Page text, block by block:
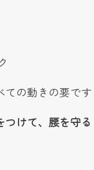
ての動きの要です
つけて、腰を守